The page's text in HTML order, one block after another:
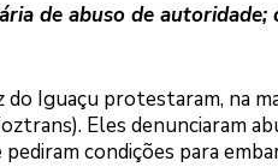
de abuso de autoridade;
Iguaçu protestaram, na
Eles denunciaram
condições para